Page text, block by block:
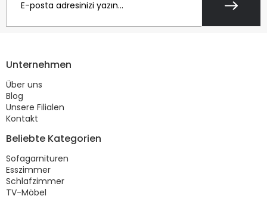
Unternehmen
Über uns
Blog
Unsere Filialen
Kontakt
Beliebte Kategorien
Sofagarnituren
Esszimmer
Schlafzimmer
TV-Möbel